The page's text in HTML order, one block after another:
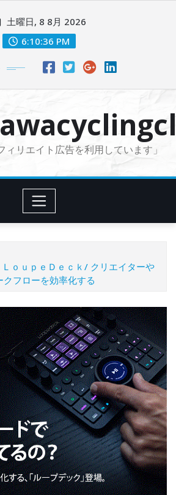
土曜日, 8 8月 2026
6:10:37 PM
ィリエイト広告を利用しています」
ＬｏｕｐｅＤｅｃｋ/ クリエイターや
フローを効率化する